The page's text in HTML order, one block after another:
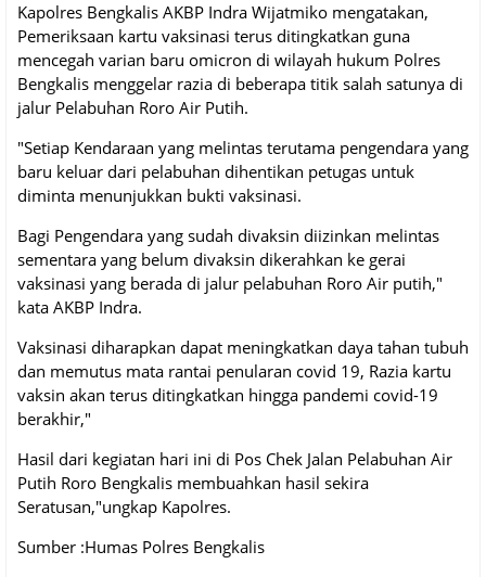
Kapolres Bengkalis AKBP Indra Wijatmiko mengatakan,
Pemeriksaan kartu vaksinasi terus ditingkatkan guna
mencegah varian baru omicron di wilayah hukum Polres
Bengkalis menggelar razia di beberapa titik salah satunya di
jalur Pelabuhan Roro Air Putih.
"Setiap Kendaraan yang melintas terutama pengendara yang
baru keluar dari pelabuhan dihentikan petugas untuk
diminta menunjukkan bukti vaksinasi.
Bagi Pengendara yang sudah divaksin diizinkan melintas
sementara yang belum divaksin dikerahkan ke gerai
vaksinasi yang berada di jalur pelabuhan Roro Air putih,"
kata AKBP Indra.
Vaksinasi diharapkan dapat meningkatkan daya tahan tubuh
dan memutus mata rantai penularan covid 19, Razia kartu
vaksin akan terus ditingkatkan hingga pandemi covid-19
berakhir,"
Hasil dari kegiatan hari ini di Pos Chek Jalan Pelabuhan Air
Putih Roro Bengkalis membuahkan hasil sekira
Seratusan,"ungkap Kapolres.
Sumber :Humas Polres Bengkalis